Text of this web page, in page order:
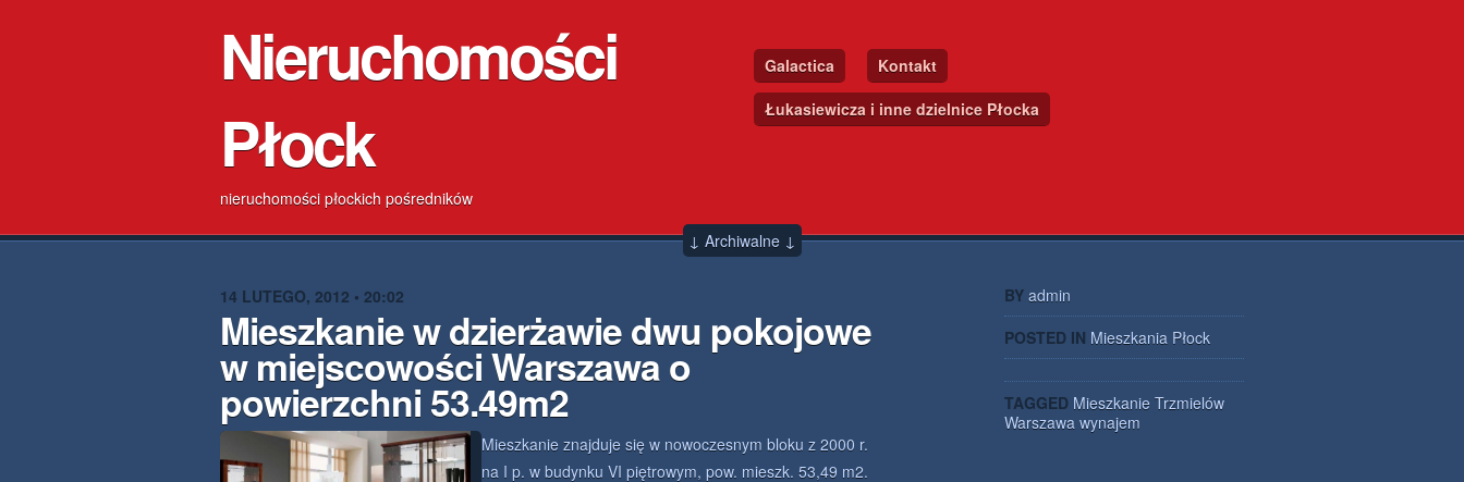
Nieruchomości
Płock
nieruchomości płockich pośredników
Galactica
Kontakt
Łukasiewicza i inne dzielnice Płocka
↓ Archiwalne ↓
14 LUTEGO, 2012 • 20:02
Mieszkanie w dzierżawie dwu pokojowe
w miejscowości Warszawa o
powierzchni 53.49m2
Mieszkanie znajduje się w nowoczesnym bloku z 2000 r.
na I p. w budynku VI piętrowym, pow. mieszk. 53,49 m2.
BY admin
POSTED IN Mieszkania Płock
TAGGED Mieszkanie Trzmielów
Warszawa wynajem